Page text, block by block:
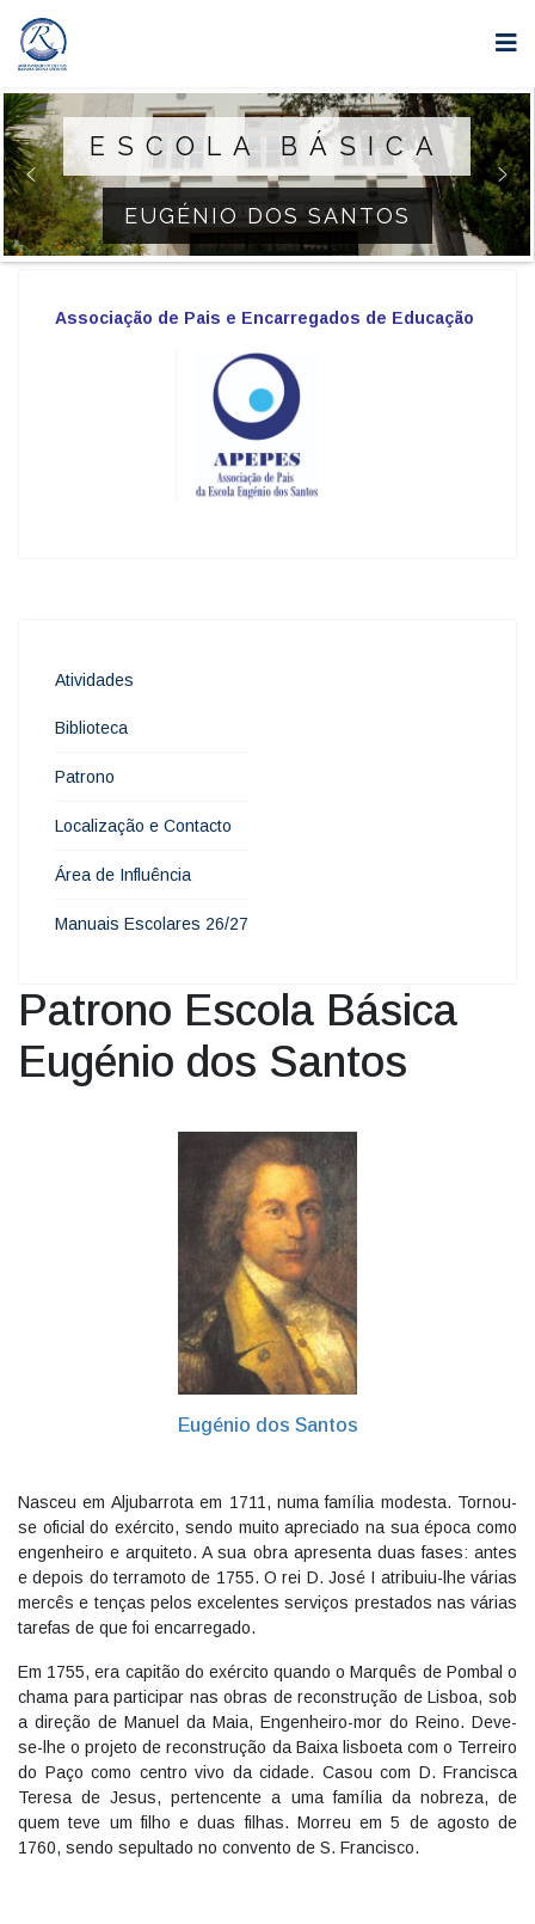
ESCOLA BÁSICA
EUGÉNIO DOS SANTOS
Associação de Pais e Encarregados de Educação
Atividades
Biblioteca
Patrono
Localização e Contacto
Área de Influência
Manuais Escolares 26/27
Patrono Escola Básica
Eugénio dos Santos
Eugénio dos Santos
Nasceu em Aljubarrota em 1711, numa família modesta. Tornou-
se oficial do exército, sendo muito apreciado na sua época como
engenheiro e arquiteto. A sua obra apresenta duas fases: antes
e depois do terramoto de 1755. O rei D. José I atribuiu-lhe várias
mercês e tenças pelos excelentes serviços prestados nas várias
tarefas de que foi encarregado.
Em 1755, era capitão do exército quando o Marquês de Pombal o
chama para participar nas obras de reconstrução de Lisboa, sob
a direção de Manuel da Maia, Engenheiro-mor do Reino. Deve-
se-lhe o projeto de reconstrução da Baixa lisboeta com o Terreiro
do Paço como centro vivo da cidade. Casou com D. Francisca
Teresa de Jesus, pertencente a uma família da nobreza, de
quem teve um filho e duas filhas. Morreu em 5 de agosto de
1760, sendo sepultado no convento de S. Francisco.